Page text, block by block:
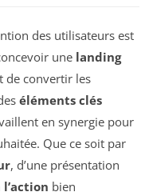
des utilisateurs est
une landing
de convertir les
éléments clés
en synergie pour
Que ce soit par
, d’une présentation
bien